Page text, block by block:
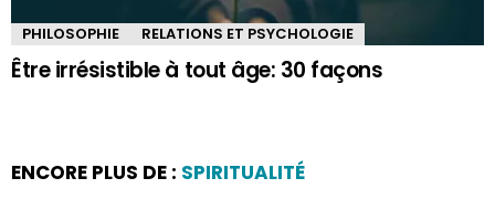
PHILOSOPHIE RELATIONS ET PSYCHOLOGIE
Être irrésistible à tout âge: 30 façons
ENCORE PLUS DE : SPIRITUALITÉ